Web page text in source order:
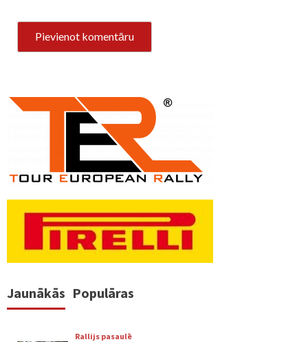
Jaunākās Populāras
Rallijs pasaulē